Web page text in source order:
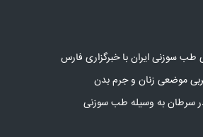
سوزنی ایران با خبرگزاری فارس
موضعی زنان و جرم بدن
سرطان به وسیله طب سوزنی